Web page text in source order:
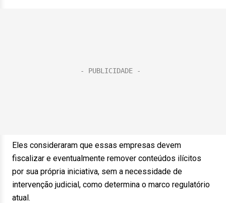
Eles consideraram que essas empresas devem
fiscalizar e eventualmente remover conteúdos ilícitos
por sua própria iniciativa, sem a necessidade de
intervenção judicial, como determina o marco regulatório
atual.